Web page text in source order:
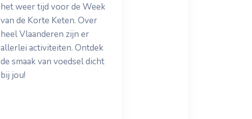
het weer tijd voor de Week
van de Korte Keten. Over
heel Vlaanderen zijn er
allerlei activiteiten. Ontdek
de smaak van voedsel dicht
bij jou!